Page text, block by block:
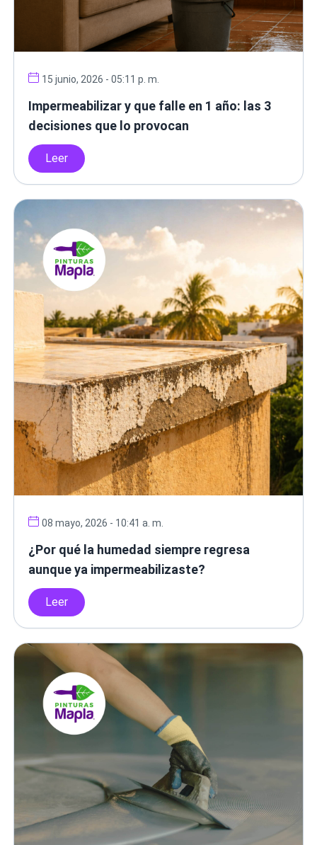
15 junio, 2026 - 05:11 p. m.
Impermeabilizar y que falle en 1 año: las 3
decisiones que lo provocan
Leer
08 mayo, 2026 - 10:41 a. m.
¿Por qué la humedad siempre regresa
aunque ya impermeabilizaste?
Leer